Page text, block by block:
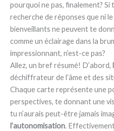
pourquoi ne pas, finalement?
recherche de réponses que ni
bienveillants ne peuvent te
comme un éclairage dans la
impressionnant, n’est-ce pas?
Allez, un bref résumé! D’abord,
déchiffrateur de l’âme et des
Chaque carte représente une
perspectives, te donnant une
tu n’aurais peut-être jamais
l’autonomisation.